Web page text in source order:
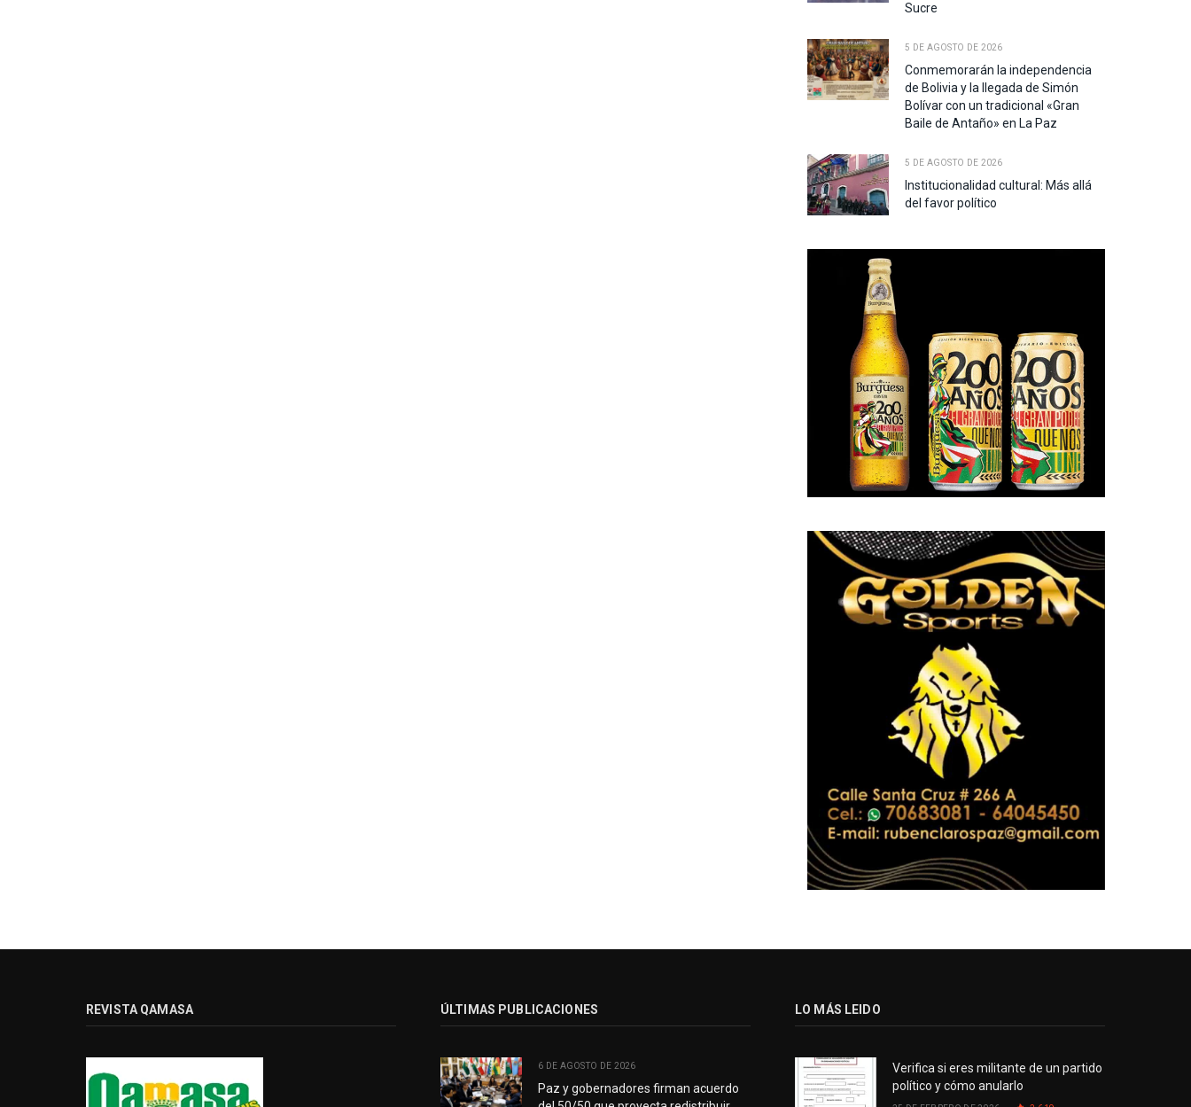
Sucre
5 DE AGOSTO DE 2026
Conmemorarán la independencia
de Bolivia y la llegada de Simón
Bolívar con un tradicional «Gran
Baile de Antaño» en La Paz
5 DE AGOSTO DE 2026
Institucionalidad cultural: Más allá
del favor político
REVISTA QAMASA ÚLTIMAS PUBLICACIONES
6 DE AGOSTO DE 2026
Paz y gobernadores firman acuerdo
LO MÁS LEIDO
Verifica si eres militante de un partido
político y cómo anularlo